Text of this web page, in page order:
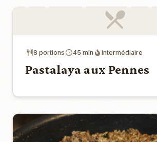
8 portions 45 min Intermédiaire
Pastalaya aux Pennes